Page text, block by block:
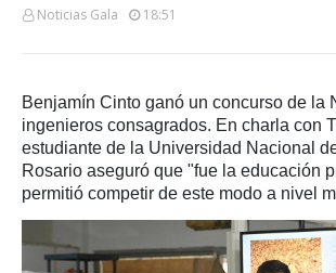
Noticias Gala 18:51
Benjamín Cinto ganó un concurso de la
ingenieros consagrados. En charla con
estudiante de la Universidad Nacional
Rosario aseguró que "fue la educación
permitió competir de este modo a nivel